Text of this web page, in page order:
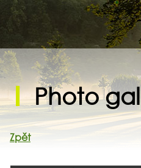
Photo
Zpět